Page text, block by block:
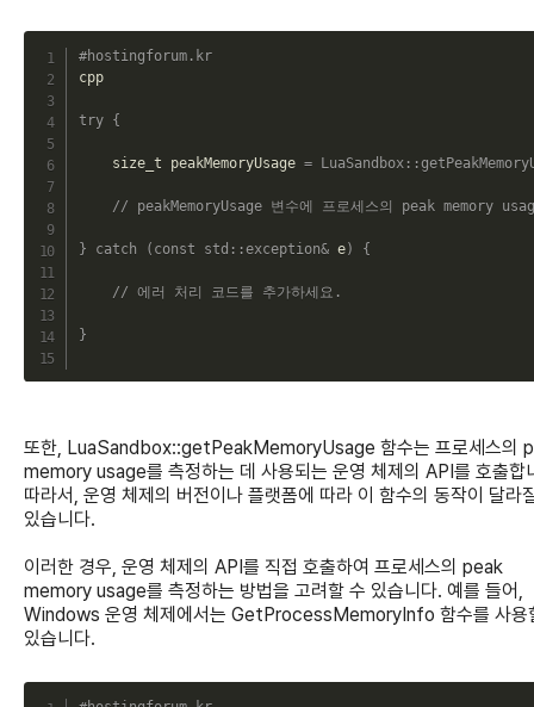
#hostingforum.kr
cpp
try {
    size_t peakMemoryUsage
= LuaSandbox::
// peakMemoryUsage 변수에 프로세스의 peak memory
} catch ( const std ::exception& e) {
// 에러 처리 코드를 추가하세요.
}
또한, LuaSandbox::getPeakMemoryUsage 함수는 프로세스의
memory usage를 측정하는 데 사용되는 운영 체제의 API를 호출합
따라서, 운영 체제의 버전이나 플랫폼에 따라 이 함수의 동작이 달라
있습니다.
이러한 경우, 운영 체제의 API를 직접 호출하여 프로세스의 peak
memory usage를 측정하는 방법을 고려할 수 있습니다. 예를 들어,
Windows 운영 체제에서는 GetProcessMemoryInfo 함수를 사용
있습니다.